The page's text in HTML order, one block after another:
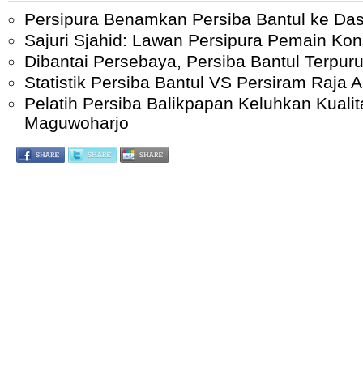
Persipura Benamkan Persiba Bantul ke
Sajuri Sjahid: Lawan Persipura Pemain
Dibantai Persebaya, Persiba Bantul
Statistik Persiba Bantul VS Persiram Raja
Pelatih Persiba Balikpapan Keluhkan
Maguwoharjo